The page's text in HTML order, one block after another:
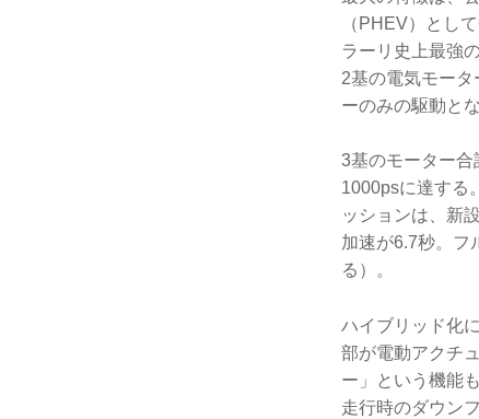
（PHEV）とし
ラーリ史上最強
2基の電気モー
ーのみの駆動と
3基のモーター
1000psに達する
ッションは、新
加速が6.7秒。フ
る）。
ハイブリッド化
部が電動アクチ
ー」という機能
走行時のダウン